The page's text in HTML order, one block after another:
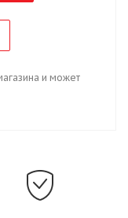
и может